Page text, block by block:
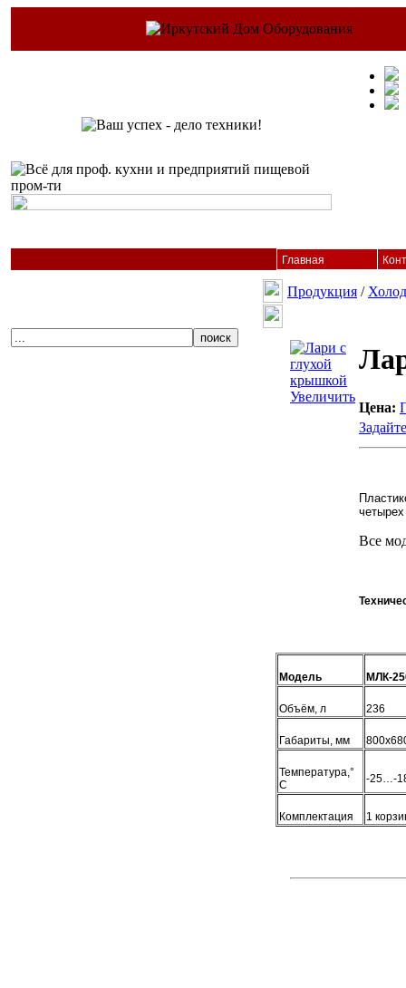
Главная
Продукция /
Увеличить
Цена:
Все
Модель МЛК-
Объём, л 236
Габариты, мм
Температура,°
С
-25…-
Комплектация 1